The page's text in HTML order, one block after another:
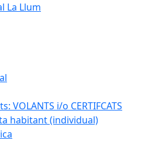
La Llum
VOLANTS i/o CERTIFCATS
habitant (individual)